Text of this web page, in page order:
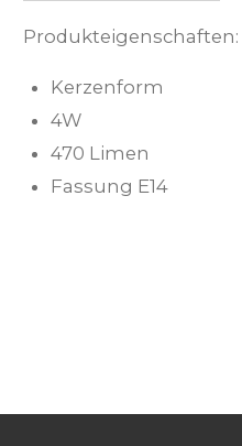
Produkteigenschaften:
Kerzenform
4W
470 Limen
Fassung E14